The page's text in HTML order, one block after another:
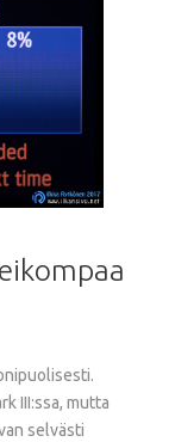
III:ssa, mutta
selvästi